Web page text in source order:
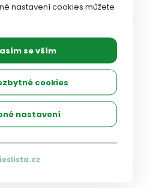
svazu zdravotnictví a sociální
svazu v těžkých
nastavení cookies můžete
se vším
cookies
nastavení